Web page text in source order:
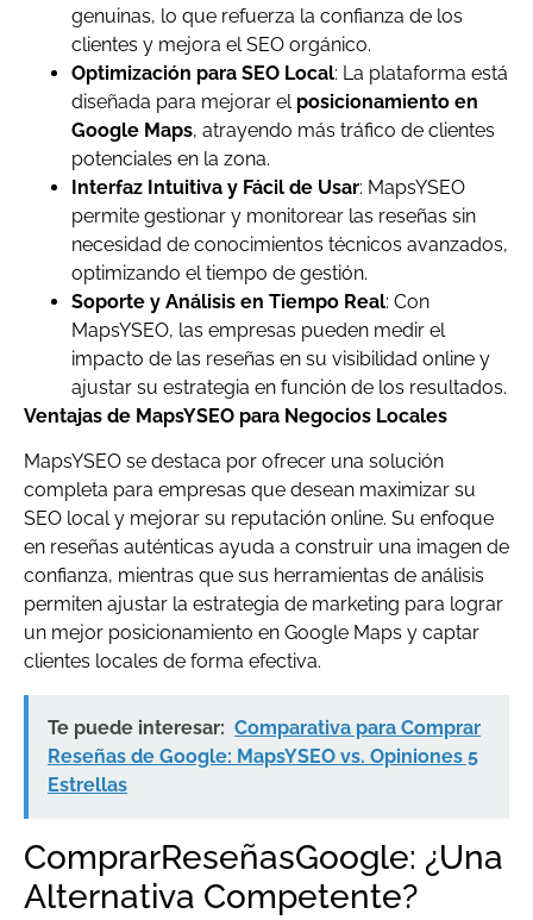
genuinas, lo que refuerza la confianza de los
clientes y mejora el SEO orgánico.
Optimización para SEO Local: La plataforma está
diseñada para mejorar el posicionamiento en
Google Maps, atrayendo más tráfico de clientes
potenciales en la zona.
Interfaz Intuitiva y Fácil de Usar: MapsYSEO
permite gestionar y monitorear las reseñas sin
necesidad de conocimientos técnicos avanzados,
optimizando el tiempo de gestión.
Soporte y Análisis en Tiempo Real: Con
MapsYSEO, las empresas pueden medir el
impacto de las reseñas en su visibilidad online y
ajustar su estrategia en función de los resultados.
Ventajas de MapsYSEO para Negocios Locales
MapsYSEO se destaca por ofrecer una solución
completa para empresas que desean maximizar su
SEO local y mejorar su reputación online. Su enfoque
en reseñas auténticas ayuda a construir una imagen de
confianza, mientras que sus herramientas de análisis
permiten ajustar la estrategia de marketing para lograr
un mejor posicionamiento en Google Maps y captar
clientes locales de forma efectiva.
Te puede interesar: Comparativa para Comprar
Reseñas de Google: MapsYSEO vs. Opiniones 5
Estrellas
ComprarReseñasGoogle: ¿Una
Alternativa Competente?